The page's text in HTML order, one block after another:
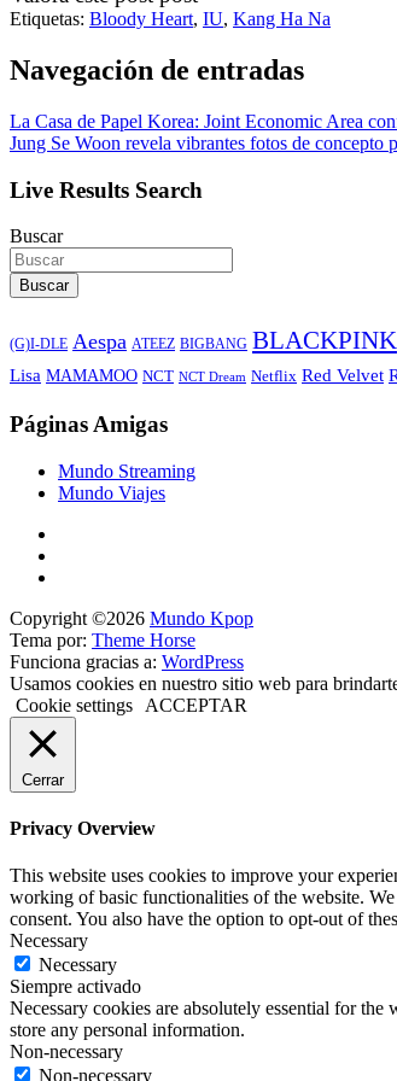
Etiquetas: Bloody Heart, IU, Kang Ha Na
Navegación de entradas
La Casa de Papel Korea: Joint Economic Area
Jung Se Woon revela vibrantes fotos de concepto
Live Results Search
Buscar
Buscar
(G)I-DLE Aespa ATEEZ BIGBANG BLACKPINK
Lisa MAMAMOO NCT NCT Dream Netflix Red Velvet
Páginas Amigas
Mundo Streaming
Mundo Viajes
Copyright ©2026 Mundo Kpop
Tema por: Theme Horse
Funciona gracias a: WordPress
Usamos cookies en nuestro sitio web para
Cookie settings
ACCEPTAR
Cerrar
Privacy Overview
This website uses cookies to improve your
working of basic functionalities of the website.
consent. You also have the option to opt-out of
Necessary
Necessary
Siempre activado
Necessary cookies are absolutely essential for
store any personal information.
Non-necessary
Non-necessary